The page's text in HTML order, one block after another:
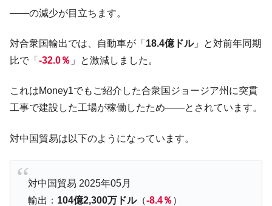
――の減少が目立ちます。
対合衆国輸出では、自動車が「 18.4億ドル」と対前年同期
比で「 -32.0％ 」と激減しました。
これはMoney1でもご紹介した合衆国ジョージア州に突貫
工事で建設した工場が稼働したため――とされています。
対中国貿易は以下のようになっています。
対中国貿易 2025年05月
輸出： 104億2,300万ドル（-8.4％ ）